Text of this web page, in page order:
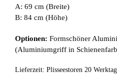
A: 69 cm (Breite)
B: 84 cm (Höhe)
Optionen: Formschöner
(Aluminiumgriff in
Lieferzeit: Plisseestoren 20